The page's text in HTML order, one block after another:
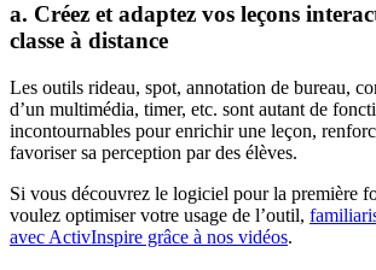
a. Créez et adaptez vos leçons
classe à distance
Les outils rideau, spot, annotation de bureau,
d’un multimédia, timer, etc. sont autant de
incontournables pour enrichir une leçon,
favoriser sa perception par des élèves.
Si vous découvrez le logiciel pour la première
voulez optimiser votre usage de l’outil,
avec ActivInspire grâce à nos vidéos.